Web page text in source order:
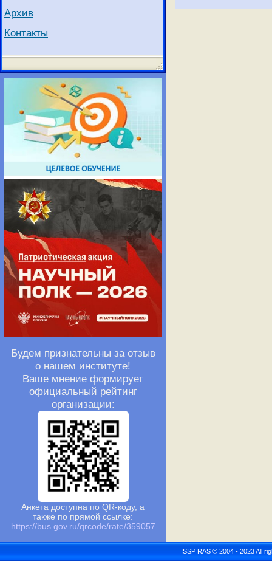
Архив
Контакты
Будем признательны за отзыв
о нашем институте!
Ваше мнение формирует
официальный рейтинг
организации:
Анкета доступна по QR-коду, а
также по прямой ссылке:
https://bus.gov.ru/qrcode/rate/359057
ISSP RAS © 2004 - 2023 All